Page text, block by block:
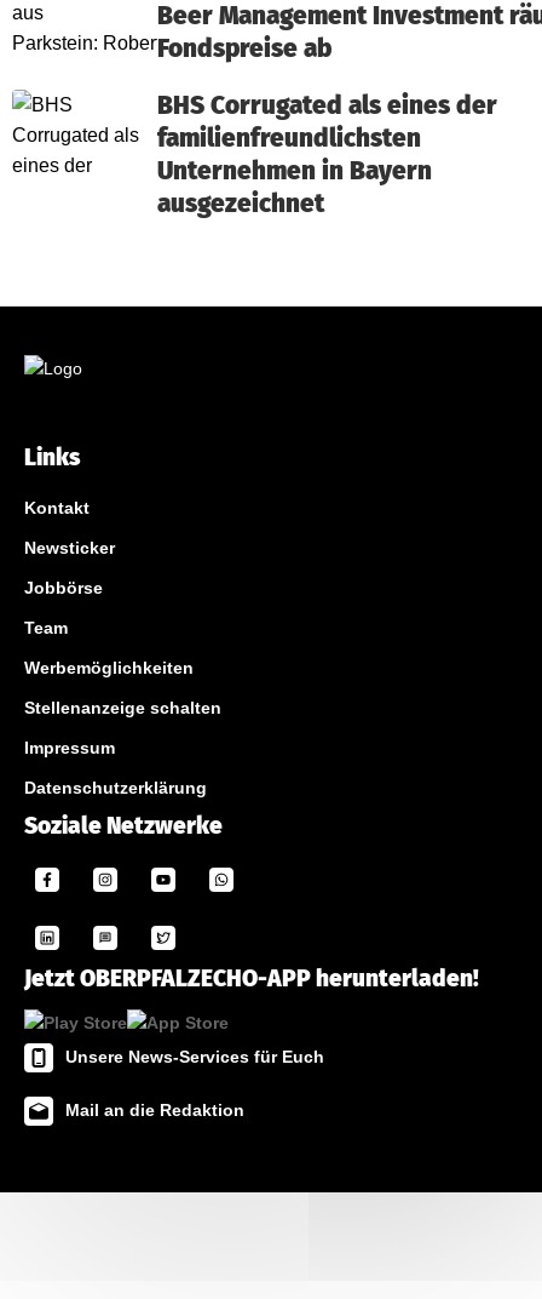
Beer Management Investment
Fondspreise ab
BHS Corrugated als eines der
familienfreundlichsten
Unternehmen in Bayern
ausgezeichnet
Links
Kontakt
Newsticker
Jobbörse
Team
Werbemöglichkeiten
Stellenanzeige schalten
Impressum
Datenschutzerklärung
Soziale Netzwerke
Jetzt OBERPFALZECHO-APP herunterladen!
Unsere News-Services für Euch
Mail an die Redaktion